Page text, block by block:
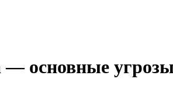
основные